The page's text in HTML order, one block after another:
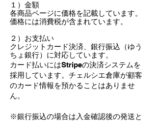
１） 金額
各商品ページに価格を記載しています。
価格には消費税が含まれています。
２）お支払い
クレジットカード決済、銀行振込（ゆう
ちょ銀行）に対応しています。
カード払いにはStripeの決済システムを
採用しています。チェルシエ倉庫が顧客
のカード情報を預かることはありませ
ん。
※銀行振込の場合は入金確認後の発送と